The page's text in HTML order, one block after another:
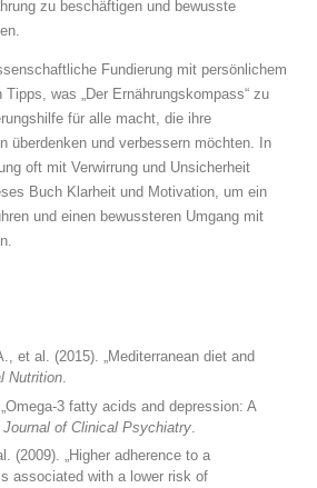
zu beschäftigen und bewusste
Fundierung mit persönlichem
was „Der Ernährungskompass“ zu
für alle macht, die ihre
überdenken und verbessern möchten. In
oft mit Verwirrung und Unsicherheit
Buch Klarheit und Motivation, um ein
und einen bewussteren Umgang mit
et al. (2015). „Mediterranean diet and
Nutrition.
3 fatty acids and depression: A
Journal of Clinical Psychiatry
(2009). „Higher adherence to a
associated with a lower risk of